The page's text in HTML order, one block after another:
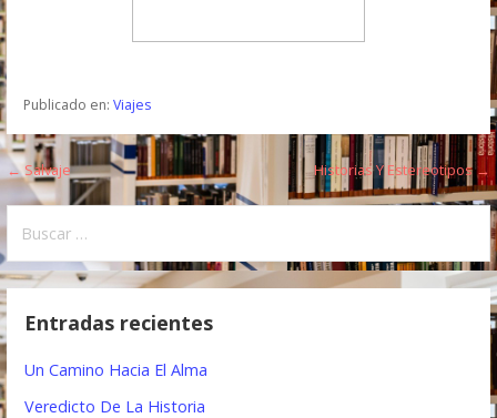
Publicado en: Viajes
N
a
v
e
a
← Salvaje Historias Y Estereotipos →
s
Entradas recientes
Un Camino Hacia El Alma
Veredicto De La Historia